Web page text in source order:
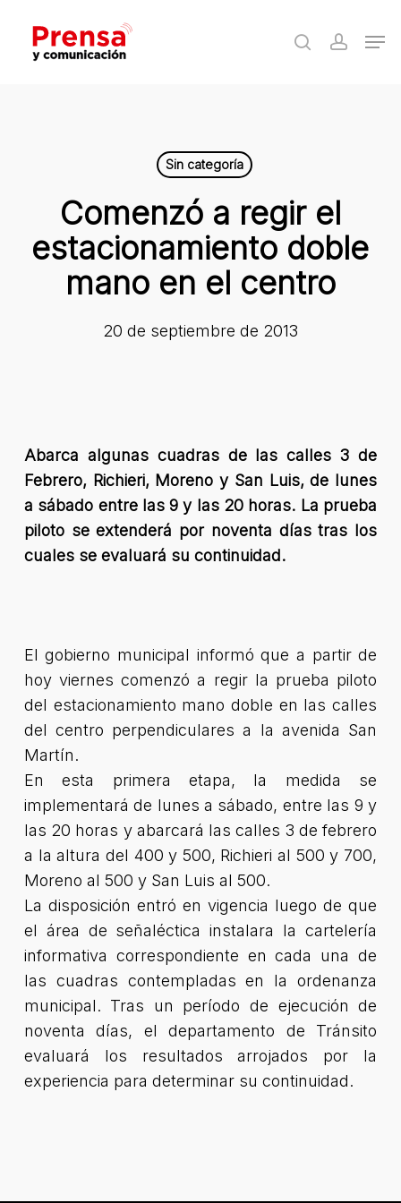
main
search
Sin categoría
Comenzó a regir el
estacionamiento doble
mano en el centro
20 de septiembre de 2013
Abarca algunas cuadras de las calles 3 de
Febrero, Richieri, Moreno y San Luis, de lunes
a sábado entre las 9 y las 20 horas. La prueba
piloto se extenderá por noventa días tras los
cuales se evaluará su continuidad.
El gobierno municipal informó que a partir de
hoy viernes comenzó a regir la prueba piloto
del estacionamiento mano doble en las calles
del centro perpendiculares a la avenida San
Martín.
En esta primera etapa, la medida se
implementará de lunes a sábado, entre las 9 y
las 20 horas y abarcará las calles 3 de febrero
a la altura del 400 y 500, Richieri al 500 y 700,
Moreno al 500 y San Luis al 500.
La disposición entró en vigencia luego de que
el área de señaléctica instalara la cartelería
informativa correspondiente en cada una de
las cuadras contempladas en la ordenanza
municipal. Tras un período de ejecución de
noventa días, el departamento de Tránsito
evaluará los resultados arrojados por la
experiencia para determinar su continuidad.